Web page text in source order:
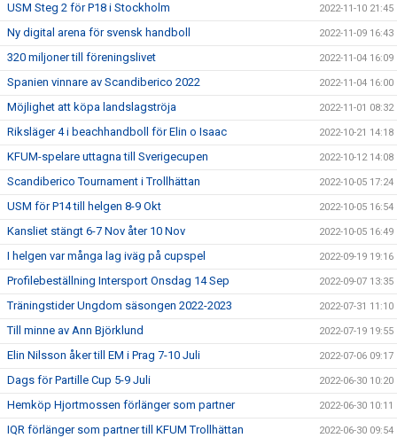
USM Steg 2 för P18 i Stockholm 2022-11-10 21:45
Ny digital arena för svensk handboll 2022-11-09 16:43
320 miljoner till föreningslivet 2022-11-04 16:09
Spanien vinnare av Scandiberico 2022 2022-11-04 16:00
Möjlighet att köpa landslagströja 2022-11-01 08:32
Riksläger 4 i beachhandboll för Elin o Isaac 2022-10-21 14:18
KFUM-spelare uttagna till Sverigecupen 2022-10-12 14:08
Scandiberico Tournament i Trollhättan 2022-10-05 17:24
USM för P14 till helgen 8-9 Okt 2022-10-05 16:54
Kansliet stängt 6-7 Nov åter 10 Nov 2022-10-05 16:49
I helgen var många lag iväg på cupspel 2022-09-19 19:16
Profilebeställning Intersport Onsdag 14 Sep 2022-09-07 13:35
Träningstider Ungdom säsongen 2022-2023 2022-07-31 11:10
Till minne av Ann Björklund 2022-07-19 19:55
Elin Nilsson åker till EM i Prag 7-10 Juli 2022-07-06 09:17
Dags för Partille Cup 5-9 Juli 2022-06-30 10:20
Hemköp Hjortmossen förlänger som partner 2022-06-30 10:11
IQR förlänger som partner till KFUM Trollhättan 2022-06-30 09:54